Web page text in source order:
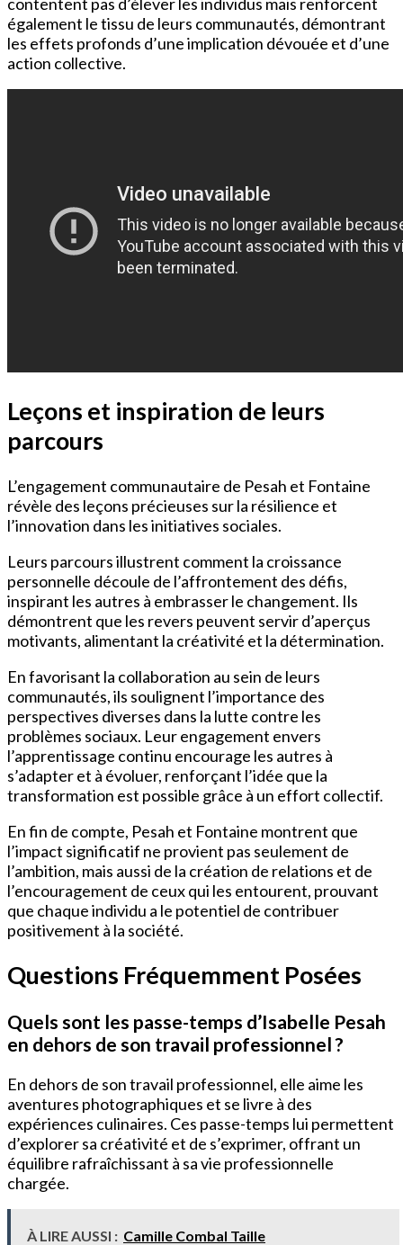
également le tissu de leurs communautés, démontrant
les effets profonds d’une implication dévouée et d’une
action collective.
Leçons et inspiration de leurs
parcours
L’engagement communautaire de Pesah et Fontaine
révèle des leçons précieuses sur la résilience et
l’innovation dans les initiatives sociales.
Leurs parcours illustrent comment la croissance
personnelle découle de l’affrontement des défis,
inspirant les autres à embrasser le changement. Ils
démontrent que les revers peuvent servir d’aperçus
motivants, alimentant la créativité et la détermination.
En favorisant la collaboration au sein de leurs
communautés, ils soulignent l’importance des
perspectives diverses dans la lutte contre les
problèmes sociaux. Leur engagement envers
l’apprentissage continu encourage les autres à
s’adapter et à évoluer, renforçant l’idée que la
transformation est possible grâce à un effort collectif.
En fin de compte, Pesah et Fontaine montrent que
l’impact significatif ne provient pas seulement de
l’ambition, mais aussi de la création de relations et de
l’encouragement de ceux qui les entourent, prouvant
que chaque individu a le potentiel de contribuer
positivement à la société.
Questions Fréquemment Posées
Quels sont les passe-temps d’Isabelle Pesah
en dehors de son travail professionnel ?
En dehors de son travail professionnel, elle aime les
aventures photographiques et se livre à des
expériences culinaires. Ces passe-temps lui permettent
d’explorer sa créativité et de s’exprimer, offrant un
équilibre rafraîchissant à sa vie professionnelle
chargée.
À LIRE AUSSI : Camille Combal Taille